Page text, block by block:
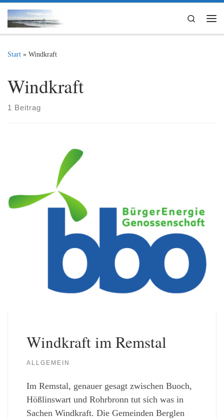
Zum Inhalt springen
Search
Start » Windkraft
Windkraft
1 Beitrag
Windkraft im Remstal
ALLGEMEIN
Im Remstal, genauer gesagt zwischen Buoch,
Hößlinswart und Rohrbronn tut sich was in
Sachen Windkraft. Die Gemeinden Berglen